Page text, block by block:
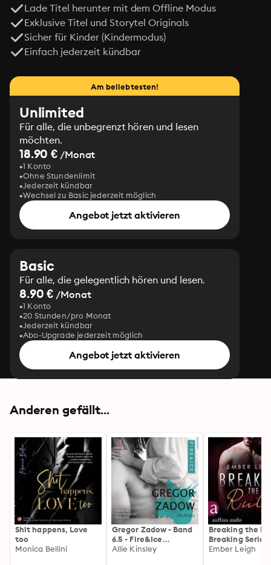
Lade Titel herunter mit dem Offline Modus
Exklusive Titel und Storytel Originals
Sicher für Kinder (Kindermodus)
Einfach jederzeit kündbar
Am beliebtesten!
Unlimited
Für alle, die unbegrenzt hören und lesen
möchten.
18.90 € /Monat
1 Konto
Ohne Stundenlimit
Jederzeit kündbar
Wechsel zu Basic jederzeit möglich
Angebot jetzt aktivieren
Basic
Für alle, die gelegentlich hören und lesen.
8.90 € /Monat
1 Konto
20 Stunden/pro Monat
Jederzeit kündbar
Abo-Upgrade jederzeit möglich
Angebot jetzt aktivieren
Anderen gefällt...
Shit happens, Love
too
Monica Bellini
Gregor Zadow - Band
6.5 - Fire&Ice
(ungekürzt)
Allie Kinsley
Breaking the
Breaking Serie,
(Ungekürzt)
Ember Leigh